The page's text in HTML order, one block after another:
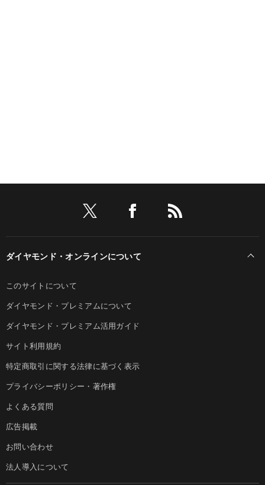
ダイヤモンド・オンラインについて
このサイトについて
ダイヤモンド・プレミアムについて
ダイヤモンド・プレミアム活用ガイド
サイト利用規約
特定商取引に関する法律に基づく表示
プライバシーポリシー・著作権
よくある質問
広告掲載
お問い合わせ
法人導入について